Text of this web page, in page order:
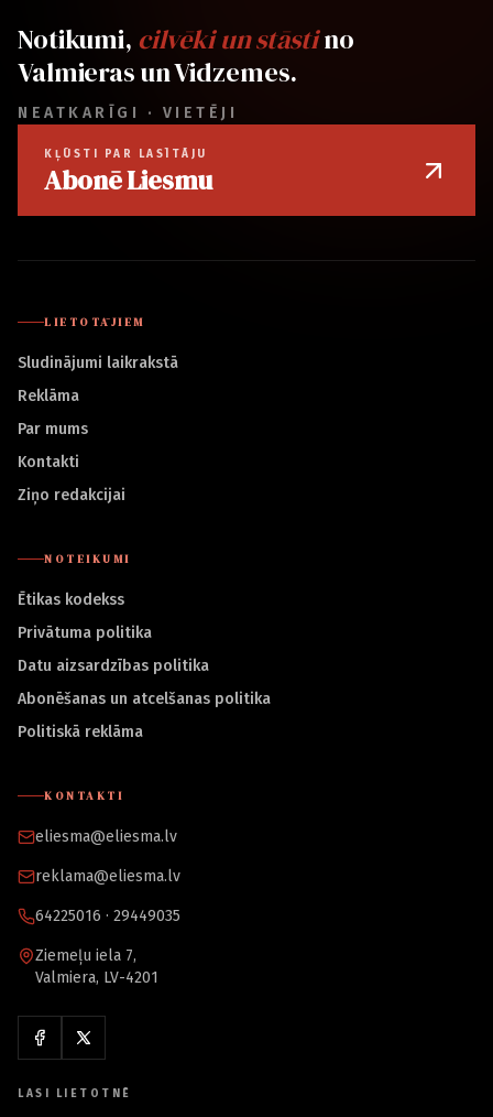
Notikumi, cilvēki un stāstino
Valmieras un Vidzemes.
NEATKARĪGI · VIETĒJI
KĻŪSTI PAR LASĪTĀJU
Abonē Liesmu
LIETOTĀJIEM
Sludinājumi laikrakstā
Reklāma
Par mums
Kontakti
Ziņo redakcijai
NOTEIKUMI
Ētikas kodekss
Privātuma politika
Datu aizsardzības politika
Abonēšanas un atcelšanas politika
Politiskā reklāma
KONTAKTI
eliesma@eliesma.lv
reklama@eliesma.lv
64225016 · 29449035
Ziemeļu iela 7,
Valmiera, LV-4201
LASI LIETOTNĒ